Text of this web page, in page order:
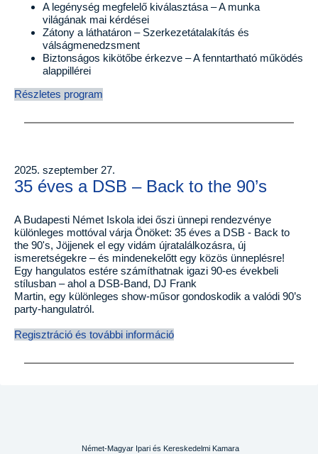
A legénység megfelelő kiválasztása – A munka
világának mai kérdései
Zátony a láthatáron – Szerkezetátalakítás és
válságmenedzsment
Biztonságos kikötőbe érkezve – A fenntartható működés
alappillérei
Részletes program
2025. szeptember 27.
35 éves a DSB – Back to the 90’s
A Budapesti Német Iskola idei őszi ünnepi rendezvénye
különleges mottóval várja Önöket: 35 éves a DSB - Back to
the 90's, Jöjjenek el egy vidám újratalálkozásra, új
ismeretségekre – és mindenekelőtt egy közös ünneplésre!
Egy hangulatos estére számíthatnak igazi 90-es évekbeli
stílusban – ahol a DSB-Band, DJ Frank
Martin, egy különleges show-műsor gondoskodik a valódi 90’s
party-hangulatról.
Regisztráció és további információ
Német-Magyar Ipari és Kereskedelmi Kamara